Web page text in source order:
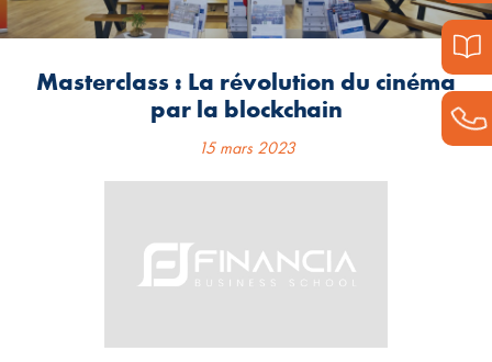
Masterclass : La révolution du cinéma
par la blockchain
15 mars 2023